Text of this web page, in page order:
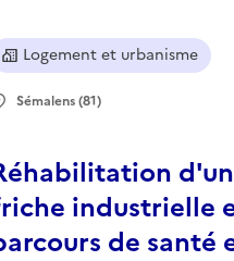
industrielle
de santé
Logement et urbanisme
Sémalens (81)